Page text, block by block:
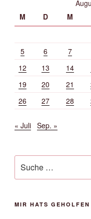
M
D M
5
6 7
12
13 14
19
20 21
26
27 28
« Juli Sep. »
nach:
MIR HATS GEHOLFEN